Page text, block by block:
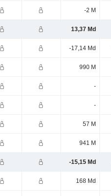
-2 M
13,37 Md
-17,14 Md
990 M
-
-
57 M
941 M
-15,15 Md
168 Md